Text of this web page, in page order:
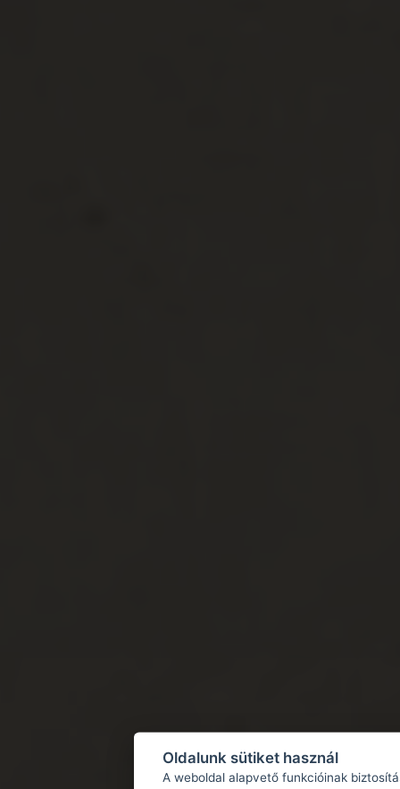
Oldalunk sütiket használ
A weboldal alapvető funkcióinak